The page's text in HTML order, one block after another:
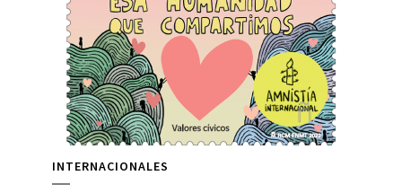
INTERNACIONALES